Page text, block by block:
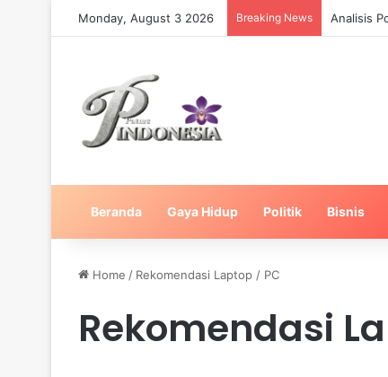
Monday, August 3 2026 Breaking News Analisis
Beranda Gaya Hidup Politik Bisnis
Home / Rekomendasi Laptop / PC
Rekomendasi